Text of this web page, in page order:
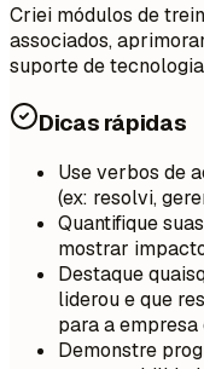
Criei módulos de
associados,
suporte de
Dicas rápidas
Use verbos de
(ex: resolvi,
Quantifique
mostrar
Destaque
liderou e que
para a
Demonstre